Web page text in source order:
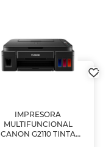
IMPRESORA
MULTIFUNCIONAL
CANON G2110 TINTA